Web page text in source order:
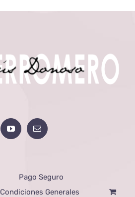
Pago Seguro
Condiciones Generales